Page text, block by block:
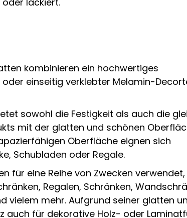
kombinieren ein hochwertiges
einseitig verklebter Melamin-
sowohl die Festigkeit als auch die
mit der glatten und schönen
Oberfläche eignen sich
Schubladen oder Regale.
für eine Reihe von Zwecken
Regalen, Schränken,
vielem mehr. Aufgrund seiner glatten
auch für dekorative Holz- oder